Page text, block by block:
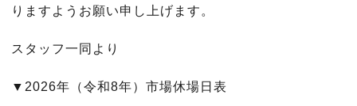
りますようお願い申し上げます。
スタッフ一同より
▼2026年（令和8年）市場休場日表